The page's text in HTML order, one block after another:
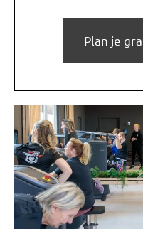
Plan je